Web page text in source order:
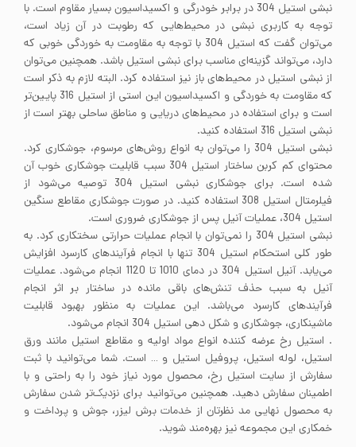
نبشی استیل 304 در برابر خودرگی و اکسیداسیون بسیار مقاوم است. با
توجه به کاربری نبشی در محیط‌هایی که رطوبت در آن زیاد است،
می‌توان گفت که استیل 304 با توجه به مقاومت به خوردگی خوبی که
دارد، می‌تواند گزینه‌ای مناسب برای نبشی استیل باشد. همچنین می‌توان
از نبشی استیل در محیط‌های باز نیز استفاده کرد. البته لازم به ذکر است
که مقاومت به خوردگی و اکسیداسیون این استی از استیل 316 پایین‌تر
است و برای استفاده در محیط‌های دریایی و مناطق ساحلی بهتر است از
نبشی استیل 316 استفاده کنید.
نبشی استیل 304 را می‌توان به انواع روش‌های مرسوم، جوشکاری کرد.
محتوای کم کربن ساختار استیل 304 سبب قابلیت جوشکاری خوب آن
شده است. برای جوشکاری نبشی استیل 304 توصیه می‌شود از
فیلرمتال استیل 308 استفاده کنید. در صورت جوشکاری مقاطع سنگین
استیل 304، عملیات آنیل پس از جوشکاری ضروری است.
نبشی استیل 304 را نمی‌توان با انجام عملیات حرارتی سختکاری کرد. به
طور کلی استحکام استیل 304 تنها با انجام فرآیندهای کارسرد افزایش
می‌یابد. آنیل استیل 304 در دمای 1010 تا 1120 انجام می‌شود. عملیات
آنیل به سبب حذف تنش‌های باقی مانده در ساختار بر اثر انجام
فرآیندهای کارسرد می‌باشد. این عملیات به منظور بهبود قابلیت
ماشینکاری، جوشکاری و شکل دهی استیل 304 انجام می‌شود.
. استیل رخ عرضه کننده انواع مواد اولیه و مقاطع استیل مانند ورق
استیل، لوله استیل، پروفیل استیل و … است. شما می‌توانید با ثبت
سفارش از سایت استیل رخ، محصول مورد نیاز خود را به راحتی و با
اطمینان سفارش دهید. همچنین می‌توانید برای نزدیک‌تر شدن سفارش
به محصول نهایی مد نظرتان از خدمات برش لیزر، جوش و پرداخت و
خمکاری این مجموعه نیز بهره‌مند شوید.